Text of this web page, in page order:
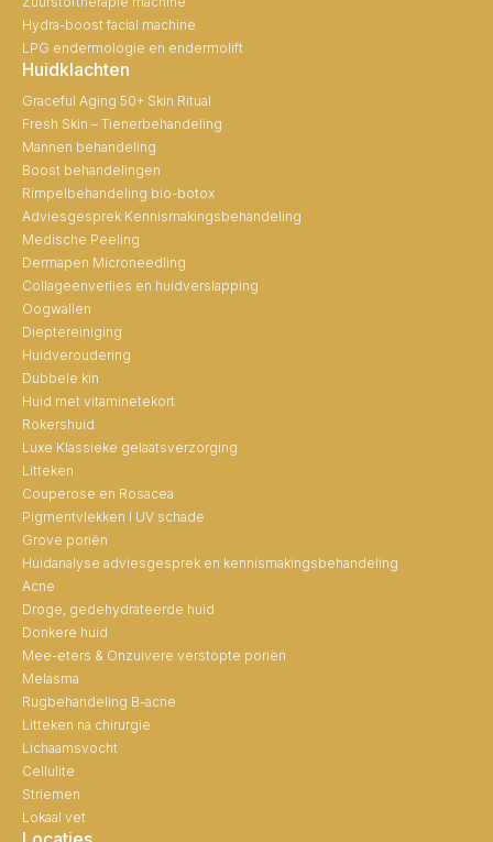
Hydra-boost facial machine
LPG endermologie en endermolift
Huidklachten
Graceful Aging 50+ Skin Ritual
Fresh Skin – Tienerbehandeling
Mannen behandeling
Boost behandelingen
Rimpelbehandeling bio-botox
Adviesgesprek Kennismakingsbehandeling
Medische Peeling
Dermapen Microneedling
Collageenverlies en huidverslapping
Oogwallen
Dieptereiniging
Huidveroudering
Dubbele kin
Huid met vitaminetekort
Rokershuid
Luxe Klassieke gelaatsverzorging
Litteken
Couperose en Rosacea
Pigmentvlekken I UV schade
Grove poriën
Huidanalyse adviesgesprek en kennismakingsbehandeling
Acne
Droge, gedehydrateerde huid
Donkere huid
Mee-eters & Onzuivere verstopte poriën
Melasma
Rugbehandeling B-acne
Litteken na chirurgie
Lichaamsvocht
Cellulite
Striemen
Lokaal vet